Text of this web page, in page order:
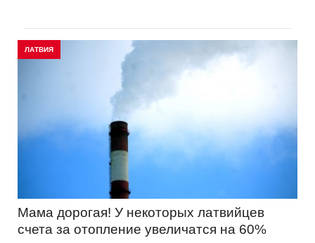
ЛАТВИЯ
Мама дорогая! У некоторых латвийцев
счета за отопление увеличатся на 60%